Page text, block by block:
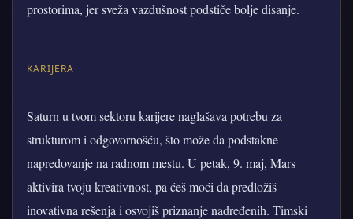
prostorima, jer sveža vazdušnost podstiče bolje disanje.
KARIJERA
Saturn u tvom sektoru karijere naglašava potrebu za
strukturom i odgovornošću, što može da podstakne
napredovanje na radnom mestu. U petak, 9. maj, Mars
aktivira tvoju kreativnost, pa ćeš moći da predložiš
inovativna rešenja i osvojiš priznanje nadređenih. Timski